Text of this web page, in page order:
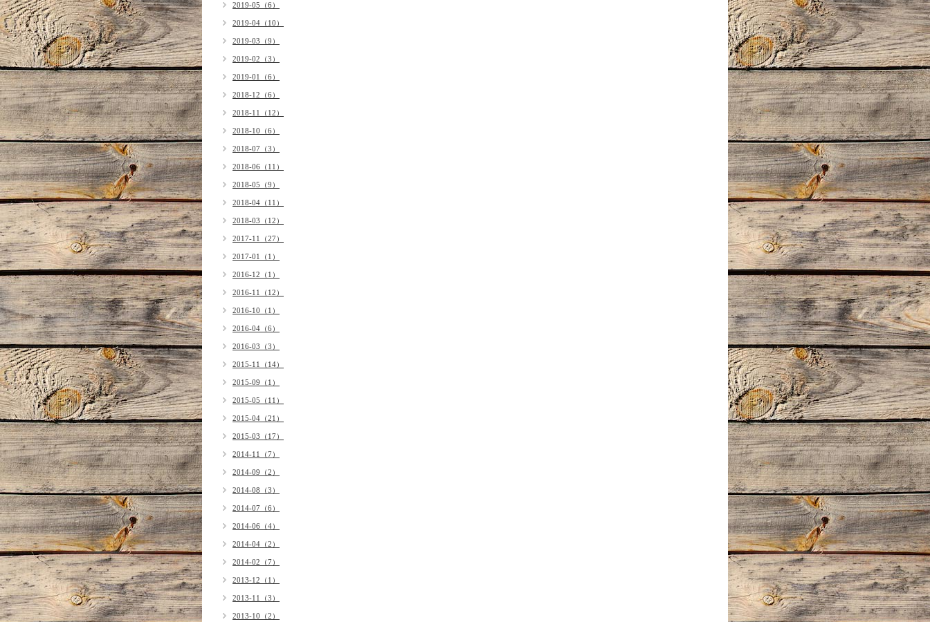
2019-05（6）
2019-04（10）
2019-03（9）
2019-02（3）
2019-01（6）
2018-12（6）
2018-11（12）
2018-10（6）
2018-07（3）
2018-06（11）
2018-05（9）
2018-04（11）
2018-03（12）
2017-11（27）
2017-01（1）
2016-12（1）
2016-11（12）
2016-10（1）
2016-04（6）
2016-03（3）
2015-11（14）
2015-09（1）
2015-05（11）
2015-04（21）
2015-03（17）
2014-11（7）
2014-09（2）
2014-08（3）
2014-07（6）
2014-06（4）
2014-04（2）
2014-02（7）
2013-12（1）
2013-11（3）
2013-10（2）